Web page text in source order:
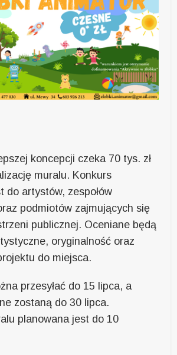
koncepcji czeka 70 tys. zł
muralu. Konkurs
do artystów, zespołów
podmiotów zajmujących się
publicznej. Oceniane będą
oryginalność oraz
do miejsca.
przesyłać do 15 lipca, a
zostaną do 30 lipca.
planowana jest do 10